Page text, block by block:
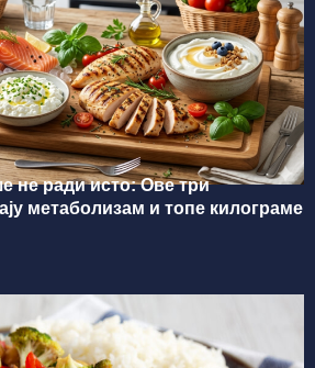
не ради исто: Ове три
метаболизам и топе килограме